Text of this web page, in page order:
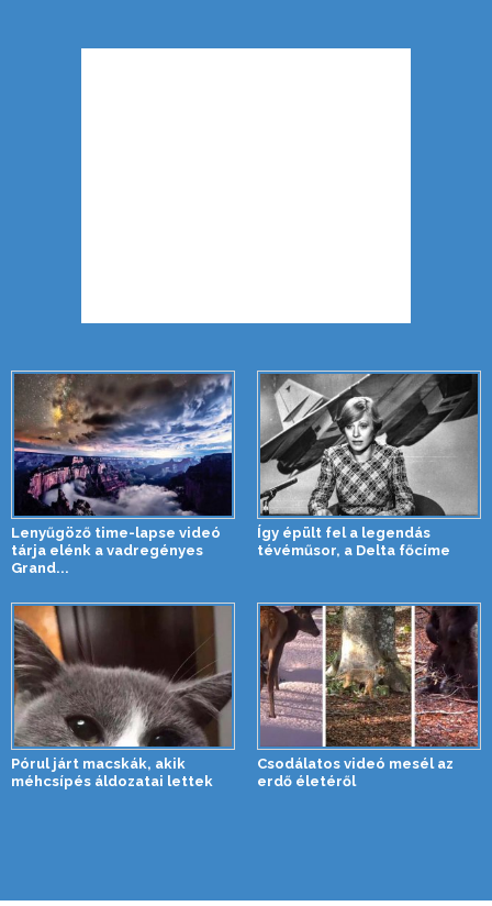
Lenyűgöző time-lapse videó
tárja elénk a vadregényes
Grand...
Így épült fel a legendás
tévéműsor, a Delta főcíme
Pórul járt macskák, akik
méhcsípés áldozatai lettek
Csodálatos videó mesél az
erdő életéről